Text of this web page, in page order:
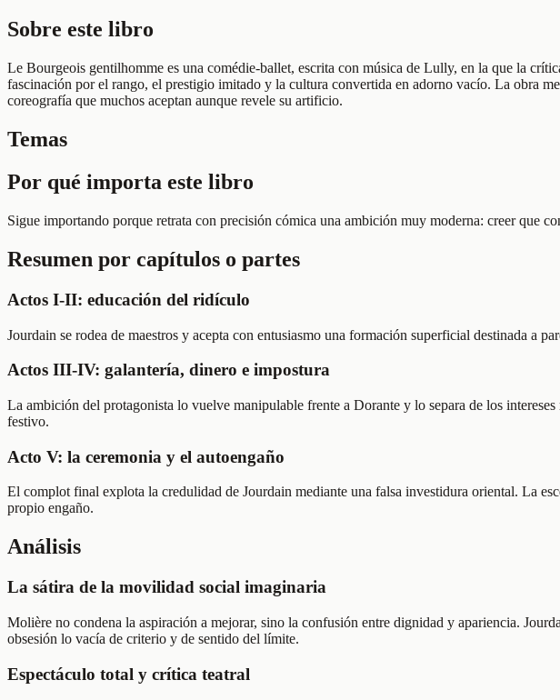
Sobre este libro
Le Bourgeois gentilhomme es una comédie-ballet, escrita con música de Lully, en la que la
fascinación por el rango, el prestigio imitado y la cultura convertida en adorno vacío. La obra
coreografía que muchos aceptan aunque revele su artificio.
Temas
Por qué importa este libro
Sigue importando porque retrata con precisión cómica una ambición muy moderna: creer que
Resumen por capítulos o partes
Actos I-II: educación del ridículo
Jourdain se rodea de maestros y acepta con entusiasmo una formación superficial destinada a
Actos III-IV: galantería, dinero e impostura
La ambición del protagonista lo vuelve manipulable frente a Dorante y lo separa de los
festivo.
Acto V: la ceremonia y el autoengaño
El complot final explota la credulidad de Jourdain mediante una falsa investidura oriental. La
propio engaño.
Análisis
La sátira de la movilidad social imaginaria
Molière no condena la aspiración a mejorar, sino la confusión entre dignidad y apariencia.
obsesión lo vacía de criterio y de sentido del límite.
Espectáculo total y crítica teatral